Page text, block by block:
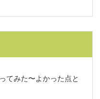
てみた〜よかった点と